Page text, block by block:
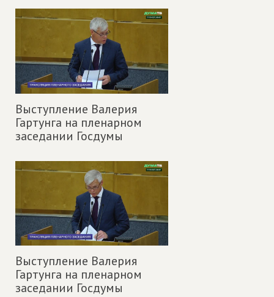
Выступление Валерия
Гартунга на пленарном
заседании Госдумы
Выступление Валерия
Гартунга на пленарном
заседании Госдумы